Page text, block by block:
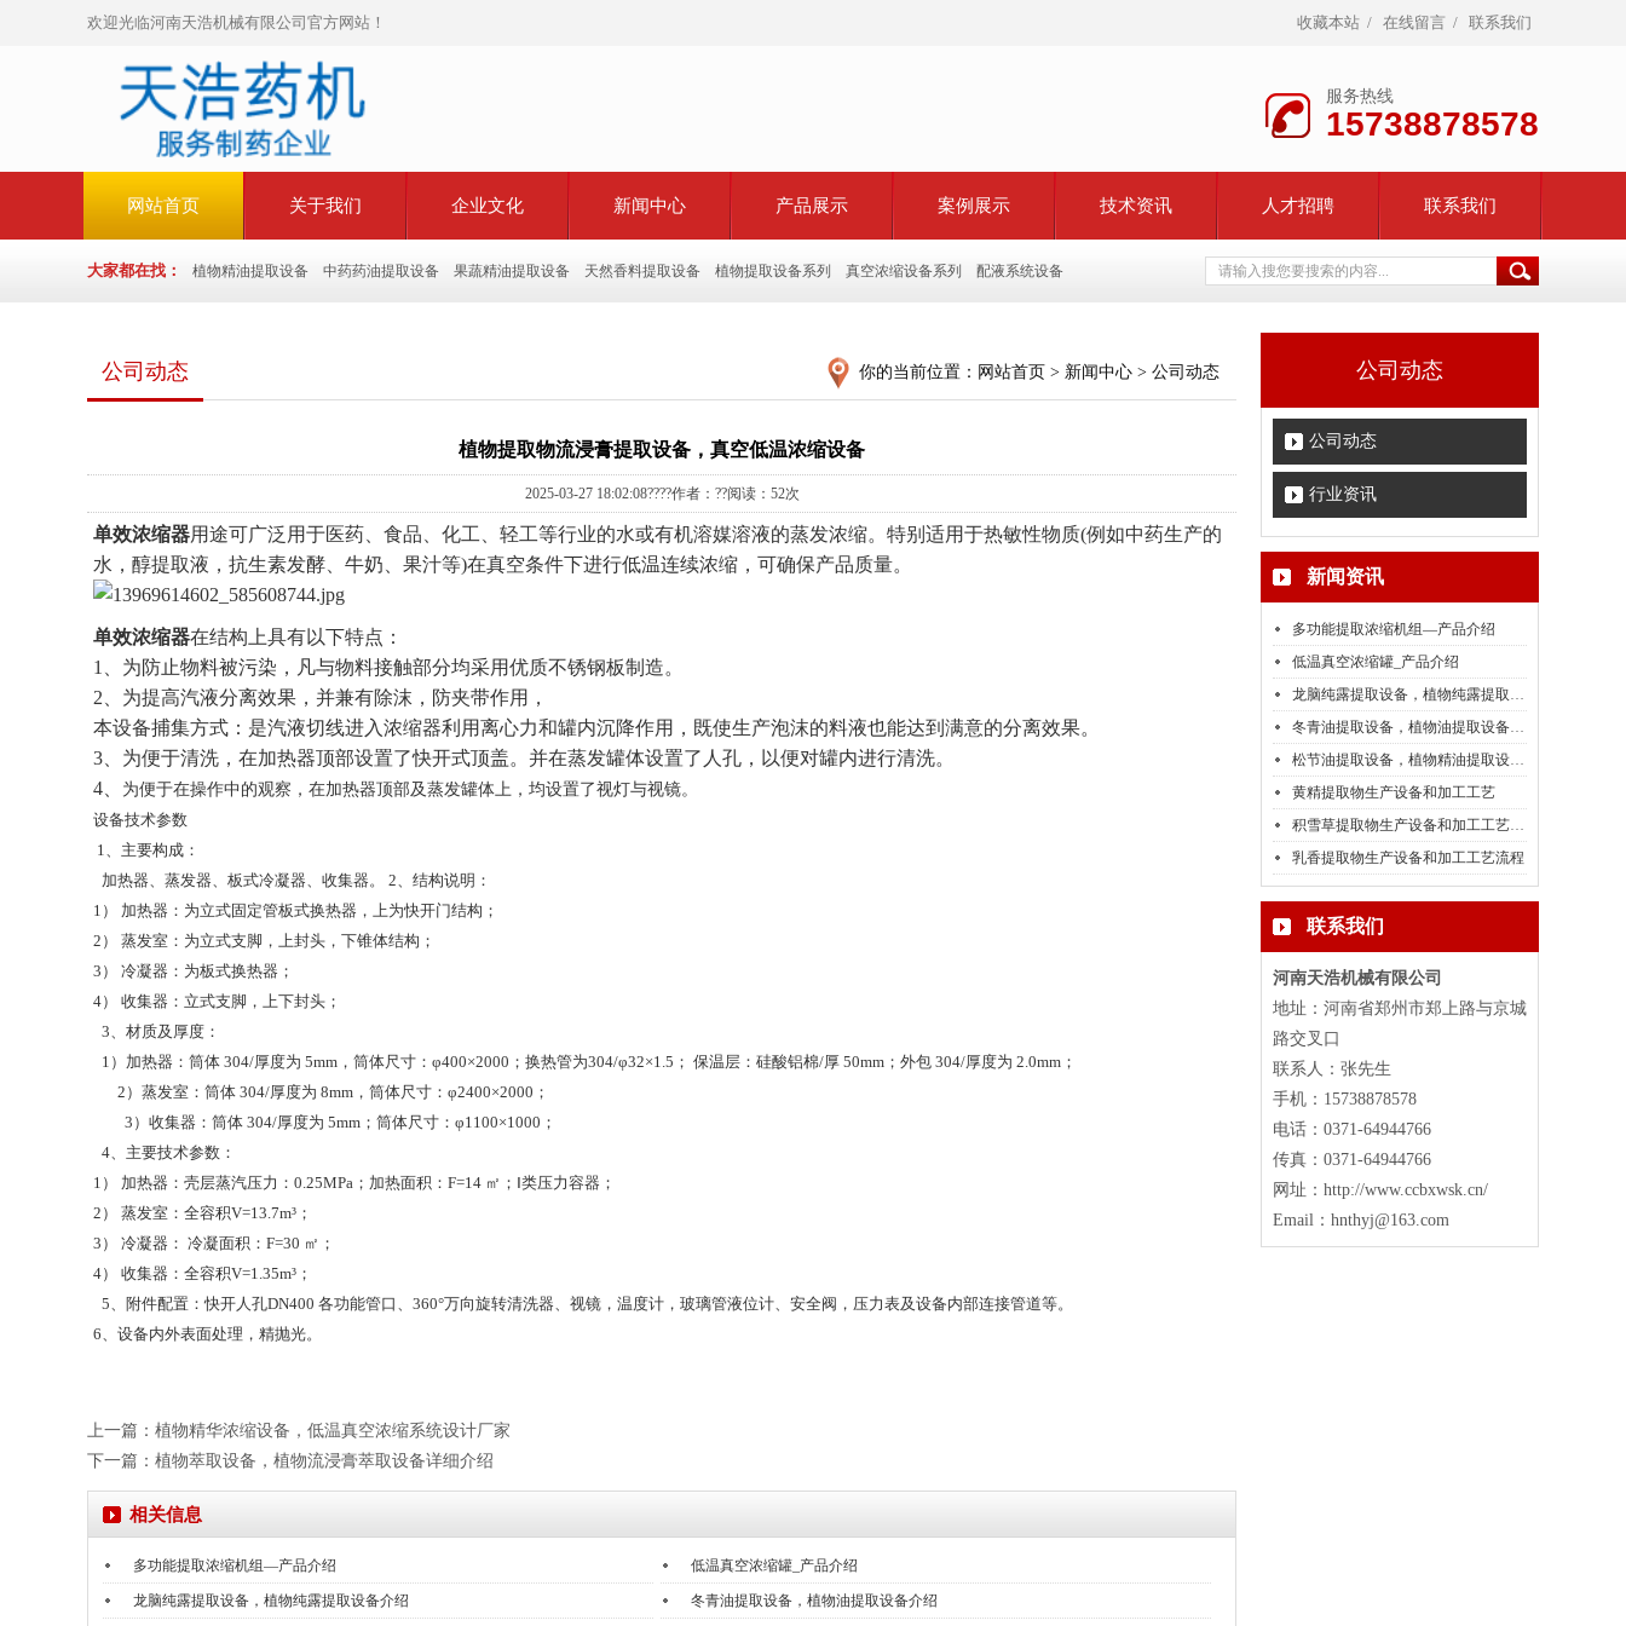
欢迎光临河南天浩机械有限公司官方网站！ 收藏本站 / 在线留言 / 联系我们
服务热线
15738878578
网站首页 关于我们 企业文化 新闻中心 产品展示 案例展示 技术资讯 人才招聘 联系我们
大家都在找： 植物精油提取设备 中药药油提取设备 果蔬精油提取设备 天然香料提取设备 植物提取设备系列 真空浓缩设备系列 配液系统设备
公司动态
公司动态
行业资讯
新闻资讯
多功能提取浓缩机组—产品介绍
低温真空浓缩罐_产品介绍
龙脑纯露提取设备，植物纯露提取设备介绍
冬青油提取设备，植物油提取设备介绍
松节油提取设备，植物精油提取设备厂家介绍
黄精提取物生产设备和加工工艺
积雪草提取物生产设备和加工工艺流程
乳香提取物生产设备和加工工艺流程
联系我们
河南天浩机械有限公司
地址：河南省郑州市郑上路与京城
路交叉口
联系人：张先生
手机：15738878578
电话：0371-64944766
传真：0371-64944766
网址：http://www.ccbxwsk.cn/
Email：hnthyj@163.com
公司动态 你的当前位置： 网站首页 > 新闻中心 > 公司动态
植物提取物流浸膏提取设备，真空低温浓缩设备
2025-03-27 18:02:08????作者：??阅读： 52次
单效浓缩器用途可广泛用于医药、食品、化工、轻工等行业的水或有机溶媒溶液的蒸发浓缩。特别适用于热敏性物质(例如中药生产的
水，醇提取液，抗生素发酵、牛奶、果汁等)在真空条件下进行低温连续浓缩，可确保产品质量。
单效浓缩器在结构上具有以下特点：
1、为防止物料被污染，凡与物料接触部分均采用优质不锈钢板制造。
2、为提高汽液分离效果，并兼有除沫，防夹带作用，
本设备捕集方式：是汽液切线进入浓缩器利用离心力和罐内沉降作用，既使生产泡沫的料液也能达到 满意的分离效果。
3、为便于清洗，在加热器顶部设置了快开式顶盖。并在蒸发罐体设置了人孔，以便对罐内进行清洗。
4、
为便于在操作中的观察，在加热器顶部及蒸发罐体上，均设置了视灯与视镜。
设备技术参数
1、主要构成：
加热器、蒸发器、板式冷凝器、收集器。 2、结构说明：
1） 加热器：为立式固定管板式换热器，上为快开门结构；
2） 蒸发室：为立式支脚，上封头，下锥体结构；
3） 冷凝器：为板式换热器；
4） 收集器：立式支脚，上下封头；
3、材质及厚度：
1）加热器：筒体 304/厚度为 5mm，筒体尺寸：φ400×2000；换热管为304/φ32×1.5； 保温层：硅酸铝棉/厚 50mm；外包 304/厚度为 2.0mm；
2）蒸发室：筒体 304/厚度为 8mm，筒体尺寸：φ2400×2000；
3）收集器：筒体 304/厚度为 5mm；筒体尺寸：φ1100×1000；
4、主要技术参数：
1） 加热器：壳层蒸汽压力：0.25MPa；加热面积：F=14 ㎡；Ⅰ类压力容器；
2） 蒸发室：全容积V=13.7m³；
3） 冷凝器： 冷凝面积：F=30 ㎡；
4） 收集器：全容积V=1.35m³；
5、附件配置：快开人孔DN400 各功能管口、360°万向旋转清洗器、视镜，温度计，玻璃管液位计、安全阀，压力表及设备内部连接管道等。
6、设备内外表面处理，精抛光。
上一篇： 植物精华浓缩设备，低温真空浓缩系统设计厂家
下一篇： 植物萃取设备，植物流浸膏萃取设备详细介绍
相关信息
多功能提取浓缩机组—产品介绍 低温真空浓缩罐_产品介绍
龙脑纯露提取设备，植物纯露提取设备介绍 冬青油提取设备，植物油提取设备介绍